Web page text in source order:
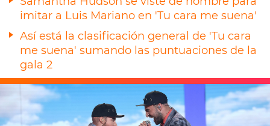
imitar a Luis Mariano en 'Tu cara me suena'
Así está la clasificación general de 'Tu cara
me suena' sumando las puntuaciones de la
gala 2